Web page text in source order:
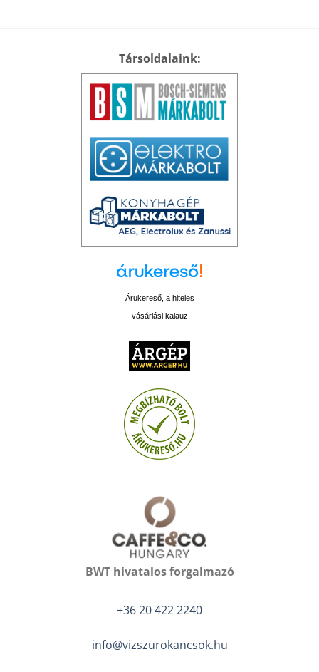
Társoldalaink:
Árukereső, a hiteles
vásárlási kalauz
BWT hivatalos forgalmazó
+36 20 422 2240
info@vizszurokancsok.hu